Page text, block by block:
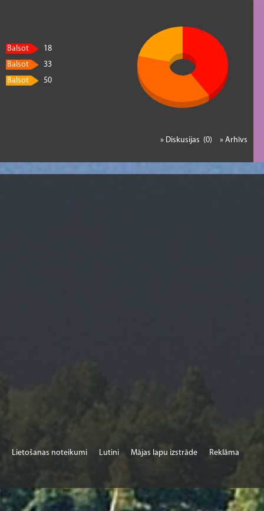
Balsot
18
Balsot
33
Balsot
50
» Arhīvs
» Diskusijas (0)
Lietošanas noteikumi Lutini Mājas lapu izstrāde Reklāma